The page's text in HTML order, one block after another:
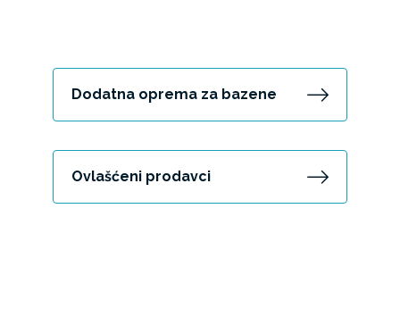
Dodatna oprema za bazene
Ovlašćeni prodavci